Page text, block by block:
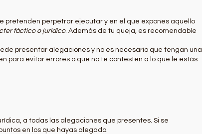
pretenden perpetrar ejecutar y en el que expones aquello
fáctico o jurídico. Además de tu queja, es recomendable
presentar alegaciones y no es necesario que tengan una
para evitar errores o que no te contesten a lo que le estás
a todas las alegaciones que presentes. Si se
en los que hayas alegado.